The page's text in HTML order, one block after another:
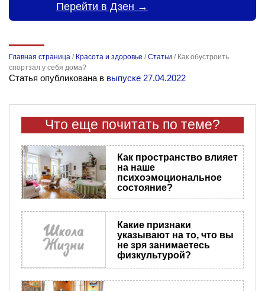
Перейти в Дзен →
Главная страница / Красота и здоровье /Статьи / Как обустроить
спортзал у себя дома?
Статья опубликована в выпуске 27.04.2022
Что еще почитать по теме?
Как пространство влияет
на наше
психоэмоциональное
состояние?
Какие признаки
указывают на то, что вы
не зря занимаетесь
физкультурой?